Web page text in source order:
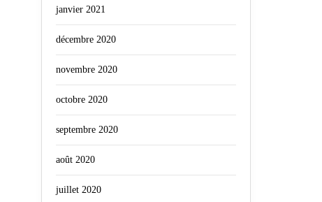
janvier 2021
décembre 2020
novembre 2020
octobre 2020
septembre 2020
août 2020
juillet 2020